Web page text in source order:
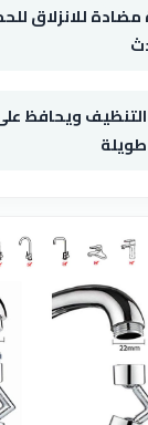
للانزلاق
ويحافظ